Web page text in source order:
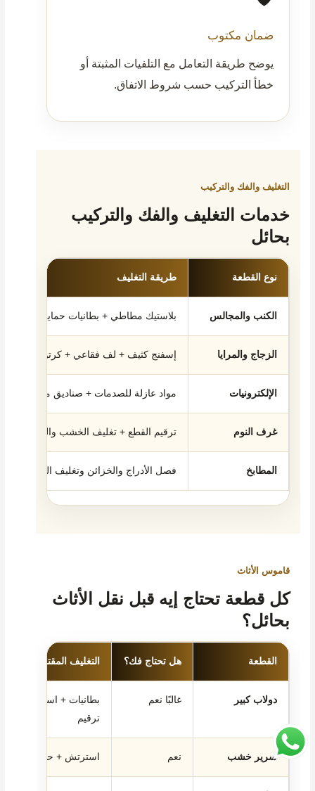
ضمان مكتوب
يوضح طريقة التعامل مع التلفيات المثبتة أو
خطأ التركيب حسب شروط الاتفاق.
التغليف والفك والتركيب
خدمات التغليف والفك والتركيب
بحائل
نوع القطعة طريقة التغليف
الكنب والمجالس بلاستيك مطاطي + بطانيات حماية
الزجاج والمرايا إسفنج كثيف + لف فقاعي + كرتون مقوى
الإلكترونيات مواد عازلة للصدمات + صناديق مخصصة
غرف النوم ترقيم القطع + تغليف الخشب والمرايا
المطابخ فصل الأدراج والخزائن وتغليف الزجاجيات
قاموس الأثاث
كل قطعة تحتاج إيه قبل نقل الأثاث
بحائل؟
القطعة هل تحتاج فك؟ التغليف المقترح
دولاب كبير غالبًا نعم
بطانيات + استرتش +
ترقيم
سرير خشب نعم استرتش + حماية زوايا